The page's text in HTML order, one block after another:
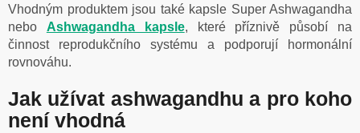
Vhodným produktem jsou také kapsle Super Ashwagandha
nebo Ashwagandha kapsle, které příznivě působí na
činnost reprodukčního systému a podporují hormonální
rovnováhu.
Jak užívat ashwagandhu a pro koho
není vhodná